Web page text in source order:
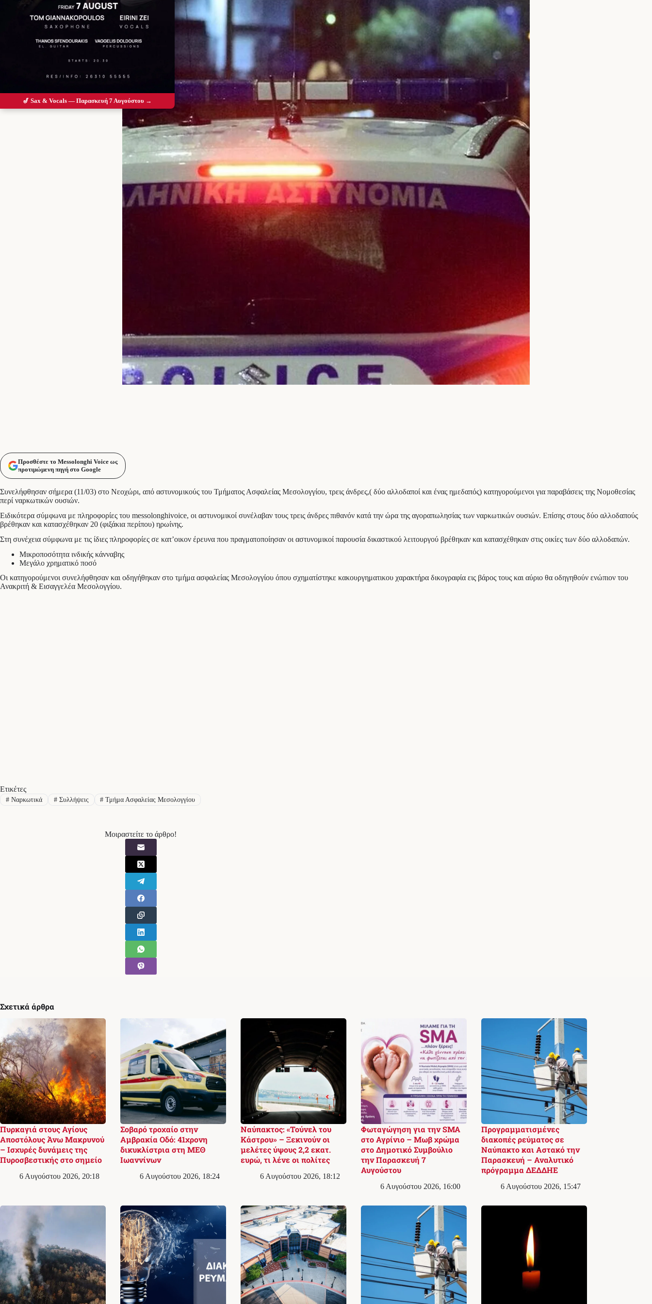
Προσθέστε το Messolonghi Voice ως
προτιμώμενη πηγή στο Google
Συνελήφθησαν σήμερα (11/03) στο Νεοχώρι, από αστυνομικούς του Τμήματος Ασφαλείας Μεσολογγίου, τρεις άνδρες,( δύο αλλοδαποί και ένας ημεδαπός) κατηγορούμενοι για παραβάσεις της Νομοθεσίας
περί ναρκωτικών ουσιών.
Ειδικότερα σύμφωνα με πληροφορίες του messolonghivoice, οι αστυνομικοί συνέλαβαν τους τρεις άνδρες πιθανόν κατά την ώρα της αγοραπωλησίας των ναρκωτικών ουσιών. Επίσης στους δύο αλλοδαπούς
βρέθηκαν και κατασχέθηκαν 20 (φιξάκια περίπου) ηρωίνης.
Στη συνέχεια σύμφωνα με τις ίδιες πληροφορίες σε κατ’οικον έρευνα που πραγματοποίησαν οι αστυνομικοί παρουσία δικαστικού λειτουργού βρέθηκαν και κατασχέθηκαν στις οικίες των δύο αλλοδαπών.
Μικροποσότητα ινδικής κάνναβης
Μεγάλο χρηματικό ποσό
Οι κατηγορούμενοι συνελήφθησαν και οδηγήθηκαν στο τμήμα ασφαλείας Μεσολογγίου όπου σχηματίστηκε κακουργηματικου χαρακτήρα δικογραφία εις βάρος τους και αύριο θα οδηγηθούν ενώπιον του
Ανακριτή & Εισαγγελέα Μεσολογγίου.
Ετικέτες
#Ναρκωτικά #Συλλήψεις # Τμήμα Ασφαλείας Μεσολογγίου
Μοιραστείτε το άρθρο!
Σχετικά άρθρα
Πυρκαγιά στους Αγίους
Αποστόλους Άνω Μακρυνού
– Ισχυρές δυνάμεις της
Πυροσβεστικής στο σημείο
6 Αυγούστου 2026, 20:18
Σοβαρό τροχαίο στην
Αμβρακία Οδό: 41χρονη
δικυκλίστρια στη ΜΕΘ
Ιωαννίνων
6 Αυγούστου 2026, 18:24
Ναύπακτος: «Τούνελ του
Κάστρου» – Ξεκινούν οι
μελέτες ύψους 2,2 εκατ.
ευρώ, τι λένε οι πολίτες
6 Αυγούστου 2026, 18:12
Φωταγώγηση για την SMA
στο Αγρίνιο – Μωβ χρώμα
στο Δημοτικό Συμβούλιο
την Παρασκευή 7
Αυγούστου
6 Αυγούστου 2026, 16:00
Προγραμματισμένες
διακοπές ρεύματος σε
Ναύπακτο και Αστακό την
Παρασκευή – Αναλυτικό
πρόγραμμα ΔΕΔΔΗΕ
6 Αυγούστου 2026, 15:47
🎷 Sax & Vocals — Παρασκευή 7 Αυγούστου →